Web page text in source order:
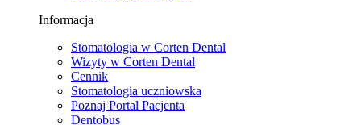
Informacja
Stomatologia w Corten Dental
Wizyty w Corten Dental
Cennik
Stomatologia uczniowska
Poznaj Portal Pacjenta
Dentobus